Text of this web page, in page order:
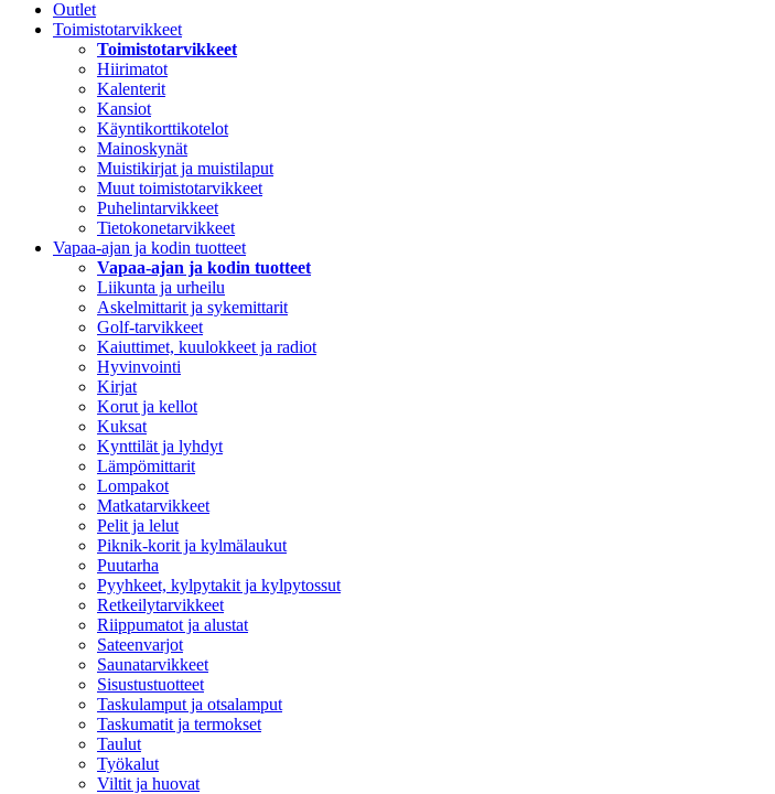
Outlet
Toimistotarvikkeet
Toimistotarvikkeet
Hiirimatot
Kalenterit
Kansiot
Käyntikorttikotelot
Mainoskynät
Muistikirjat ja muistilaput
Muut toimistotarvikkeet
Puhelintarvikkeet
Tietokonetarvikkeet
Vapaa-ajan ja kodin tuotteet
Vapaa-ajan ja kodin tuotteet
Liikunta ja urheilu
Askelmittarit ja sykemittarit
Golf-tarvikkeet
Kaiuttimet, kuulokkeet ja radiot
Hyvinvointi
Kirjat
Korut ja kellot
Kuksat
Kynttilät ja lyhdyt
Lämpömittarit
Lompakot
Matkatarvikkeet
Pelit ja lelut
Piknik-korit ja kylmälaukut
Puutarha
Pyyhkeet, kylpytakit ja kylpytossut
Retkeilytarvikkeet
Riippumatot ja alustat
Sateenvarjot
Saunatarvikkeet
Sisustustuotteet
Taskulamput ja otsalamput
Taskumatit ja termokset
Taulut
Työkalut
Viltit ja huovat